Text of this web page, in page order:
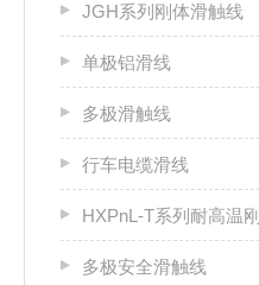
JGH系列刚体滑触线
单极铝滑线
多极滑触线
行车电缆滑线
HXPnL-T系列耐高温刚体滑触线
多极安全滑触线